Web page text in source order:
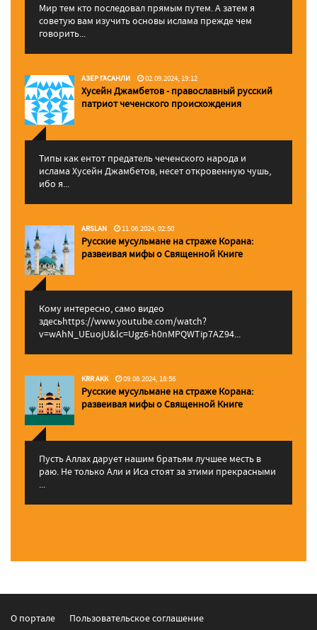
Мир тем кто последовал прямым путем. А затем я
советую вам изучить основы ислама прежде чем
говорить...
АЗЕР ГАСАНЛИ 02.09.2024, 19:12
Хусейн Джамбетов - православный русский
патриот чеченского происхождения
Типы как ентот предатель чеченского народа и
ислама Хусейн Джамбетов, несет откровенную чушь,
ибо я...
ARSLAN 11.06.2024, 02:50
Русские мусульмане на страже Корана:
pазвеивая мифы о Священной Книге
Кому интересно, само видео
здесьhttps://www.youtube.com/watch?
v=wAhN_UEuojU&lc=Ugz6-h0nMPQWTip7AZ94...
KRR AKK 09.06.2024, 18:56
Русские мусульмане на страже Корана:
pазвеивая мифы о Священной Книге
Пусть Аллах дарует нашим братьям лучшее месть в
раю. Не только Али и Иса стоят за этими прекрасными
...
О портале Пользовательское соглашение